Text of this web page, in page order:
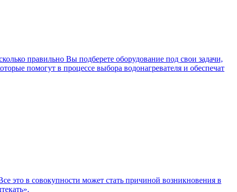
правильно Вы подберете оборудование под свои задачи,
помогут в процессе выбора водонагревателя и обеспечат
это в совокупности может стать причиной возникновения в